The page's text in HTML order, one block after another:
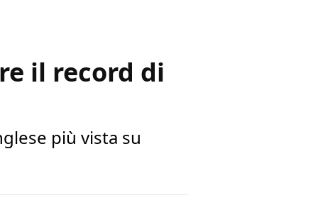
il record di
più vista su